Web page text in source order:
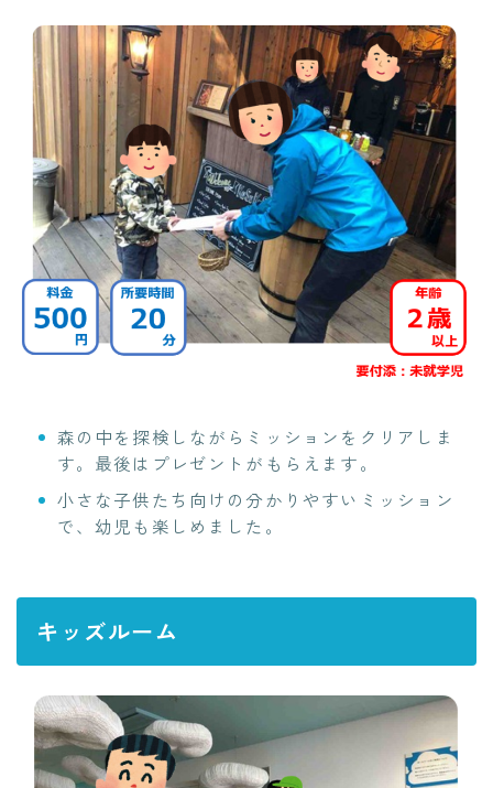
森の中を探検しながらミッションをクリアしま
す。最後はプレゼントがもらえます。
小さな子供たち向けの分かりやすいミッション
で、幼児も楽しめました。
キッズルーム